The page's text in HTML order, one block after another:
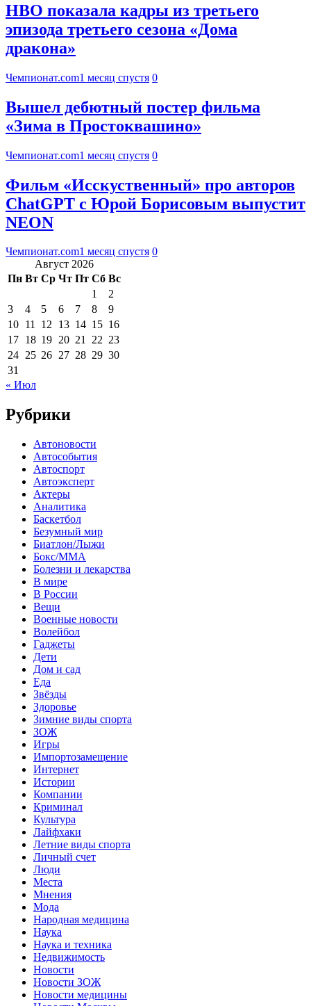
HBO показала кадры из третьего
эпизода третьего сезона «Дома
дракона»
Чемпионат.com1 месяц спустя 0
Вышел дебютный постер фильма
«Зима в Простоквашино»
Чемпионат.com1 месяц спустя 0
Фильм «Исскуственный» про авторов
ChatGPT с Юрой Борисовым выпустит
NEON
Чемпионат.com1 месяц спустя 0
Август 2026
Пн Вт Ср Чт Пт Сб Вс
1
2
3
4 5 6 7 8
9
10 11 12 13 14 15 16
17 18 19 20 21 22 23
24 25 26 27 28 29 30
31
« Июл
Рубрики
Автоновости
Автособытия
Автоспорт
Автоэксперт
Актеры
Аналитика
Баскетбол
Безумный мир
Биатлон/Лыжи
Бокс/MMA
Болезни и лекарства
В мире
В России
Вещи
Военные новости
Волейбол
Гаджеты
Дети
Дом и сад
Еда
Звёзды
Здоровье
Зимние виды спорта
ЗОЖ
Игры
Импортозамещение
Интернет
Истории
Компании
Криминал
Культура
Лайфхаки
Летние виды спорта
Личный счет
Люди
Места
Мнения
Мода
Народная медицина
Наука
Наука и техника
Недвижимость
Новости
Новости ЗОЖ
Новости медицины